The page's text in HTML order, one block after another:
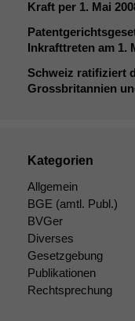
Kraft per 1. Mai
Inkrafttreten am 1.
Schweiz ratifiziert
Grossbritannien
Kategorien
Allgemein
BGE (amtl. Publ.)
BVGer
Diverses
Gesetzgebung
Publikationen
Rechtsprechung